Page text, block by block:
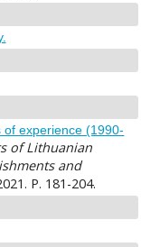
experience (1990-
of Lithuanian
and
P. 181-204.